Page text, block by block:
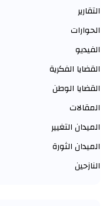
التقارير
الحوارات
الفيديو
القضايا الفكرية
القضايا الوطن
المقالات
الميدان التغيير
الميدان الثورة
النازحين